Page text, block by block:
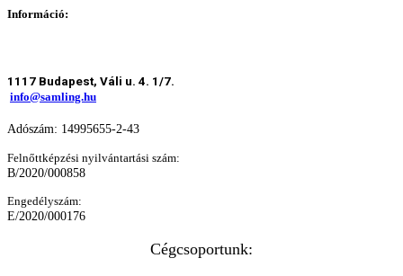
Információ:
1117 Budapest, Váli u. 4. 1/7.
info@samling.hu
Adószám: 14995655-2-43
Felnőttképzési nyilvántartási szám:
B/2020/000858
Engedélyszám:
E/2020/000176
Cégcsoportunk: